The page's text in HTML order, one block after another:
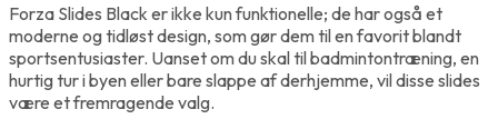
Forza Slides Black er ikke kun funktionelle; de har også et
moderne og tidløst design, som gør dem til en favorit blandt
sportsentusiaster. Uanset om du skal til badmintontræning, en
hurtig tur i byen eller bare slappe af derhjemme, vil disse slides
være et fremragende valg.